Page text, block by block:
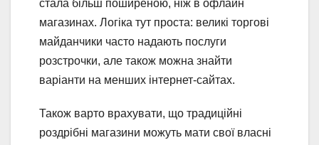
стала більш поширеною, ніж в офлайн
магазинах. Логіка тут проста: великі торгові
майданчики часто надають послуги
розстрочки, але також можна знайти
варіанти на менших інтернет-сайтах.
Також варто врахувати, що традиційні
роздрібні магазини можуть мати свої власні